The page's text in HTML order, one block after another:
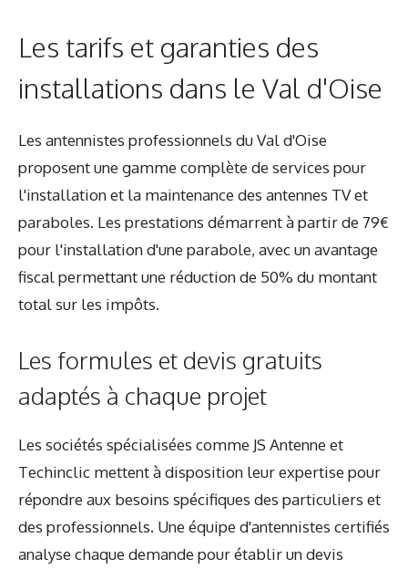
Les tarifs et garanties des
installations dans le Val d'Oise
Les antennistes professionnels du Val d'Oise
proposent une gamme complète de services pour
l'installation et la maintenance des antennes TV et
paraboles. Les prestations démarrent à partir de 79€
pour l'installation d'une parabole, avec un avantage
fiscal permettant une réduction de 50% du montant
total sur les impôts.
Les formules et devis gratuits
adaptés à chaque projet
Les sociétés spécialisées comme JS Antenne et
Techinclic mettent à disposition leur expertise pour
répondre aux besoins spécifiques des particuliers et
des professionnels. Une équipe d'antennistes certifiés
analyse chaque demande pour établir un devis